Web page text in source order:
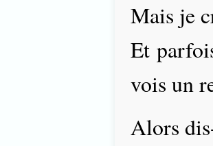
Mais je
Et
vois un
Alors